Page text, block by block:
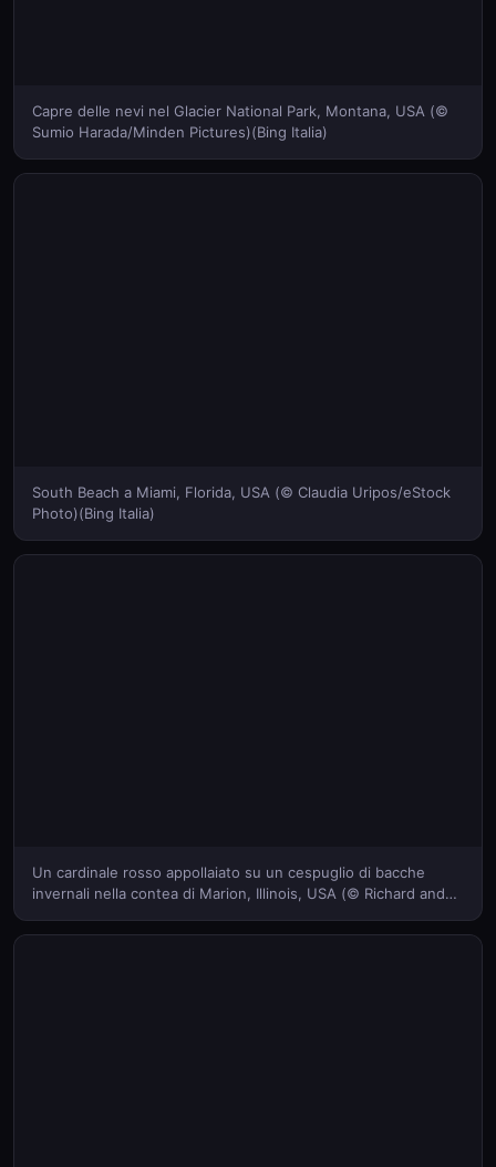
Capre delle nevi nel Glacier National Park, Montana, USA (©
Sumio Harada/Minden Pictures)(Bing Italia)
South Beach a Miami, Florida, USA (© Claudia Uripos/eStock
Photo)(Bing Italia)
Un cardinale rosso appollaiato su un cespuglio di bacche
invernali nella contea di Marion, Illinois, USA (© Richard and